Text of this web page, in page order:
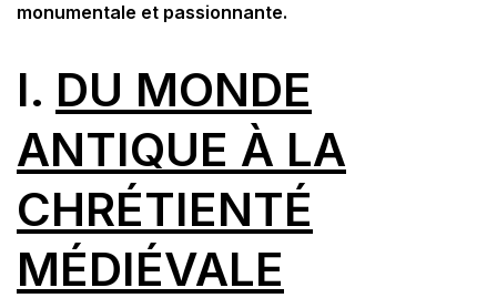
monumentale et passionnante.
I. DU MONDE
ANTIQUE À LA
CHRÉTIENTÉ
MÉDIÉVALE